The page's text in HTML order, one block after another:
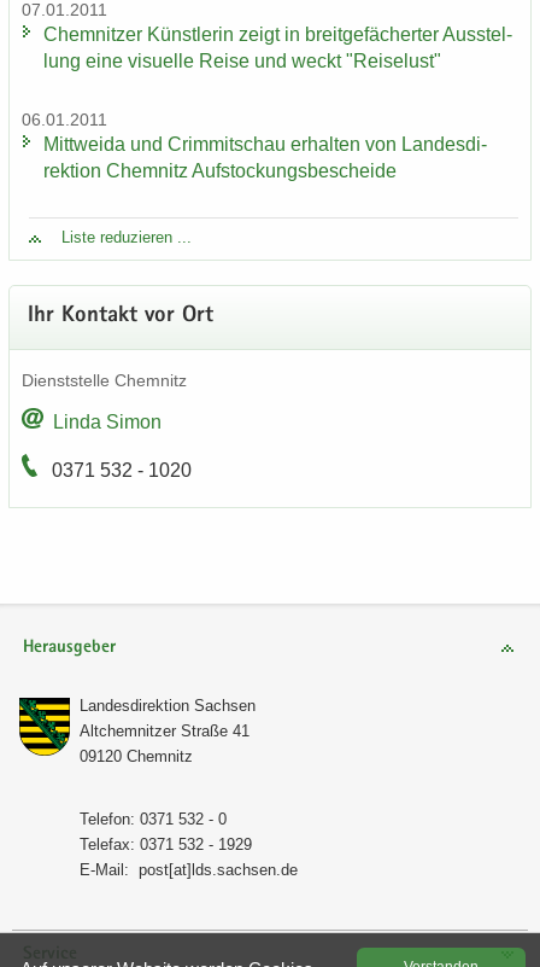
07.01.2011
Chem­nit­zer Künst­le­rin zeigt in breit­ge­fä­cher­ter Aus­stel­
lung eine vi­su­el­le Reise und weckt "Rei­se­lust"
06.01.2011
Mitt­wei­da und Crim­mit­schau er­hal­ten von Lan­des­di­
rek­ti­on Chem­nitz Auf­sto­ckungs­be­schei­de
Liste re­du­zie­ren ...
Ihr Kon­takt vor Ort
Dienst­stel­le Chem­nitz
Linda Simon
0371 532 - 1020
Herausgeber
Lan­des­di­rek­ti­on Sach­sen
Alt­chem­nit­zer Stra­ße 41
09120 Chem­nitz
Te­le­fon: 0371 532 - 0
Te­le­fax: 0371 532 - 1929
E-​Mail: post[at]lds.sach­sen.de